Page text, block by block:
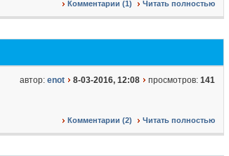
Комментарии (1) Читать полностью
автор: enot 8-03-2016, 12:08 просмотров: 141
Комментарии (2) Читать полностью